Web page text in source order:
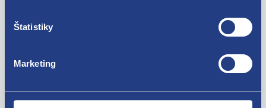
Štatistiky
Marketing
Vodiaci profil
6Y0807050A
Stav dielu: použitý diel
Samorezný krížový
Stav dielu: nový diel